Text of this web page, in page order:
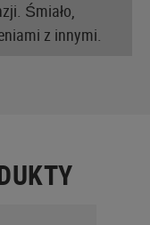
Śmiało,
z innymi.